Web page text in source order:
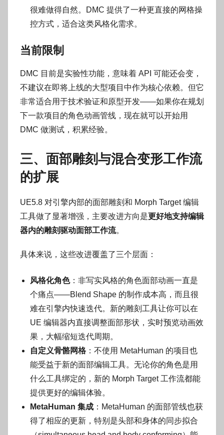
很难做得自然。DMC 提供了一种更直接的网格操
控方式，适合这类风格化需求。
当前限制
DMC 目前是实验性功能，意味着 API 可能还会变，
不建议在即将上线的大型项目中作为核心依赖。但它
非常适合用于技术验证和原型开发——如果你在规划
下一款项目的角色动画管线，现在就可以开始用
DMC 做测试，积累经验。
三、面部雕刻与混合变形工作流
的扩展
UE5.8 对引擎内部的面部雕刻和 Morph Target 编辑
工具做了显著增强，主要改进方向是更好地支持编辑
器内的雕刻驱动面部工作流。
具体来说，这些改进覆盖了三个层面：
风格化角色：非写实风格的角色面部动画一直是
个痛点——Blend Shape 的制作成本高，而且很
难在引擎内快速迭代。新的雕刻工具让你可以在
UE 编辑器内直接调整面部形状，实时预览动画效
果，大幅缩短迭代周期。
自定义骨骼网格 ：不使用 MetaHuman 的项目也
能受益于新的面部编辑工具。无论你的角色是用
什么工具绑定的，新的 Morph Target 工作流都能
提供更好的编辑体验。
MetaHuman 集成 ：MetaHuman 的面部管线也获
得了相应的更新，特别是头部和身体的同步拟合